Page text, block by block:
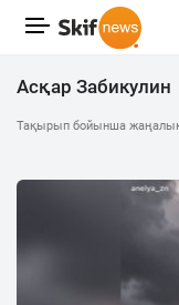
Асқар Забикулин
Тақырып бойынша